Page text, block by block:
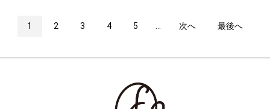
1 2 3 4 5 次へ 最後へ